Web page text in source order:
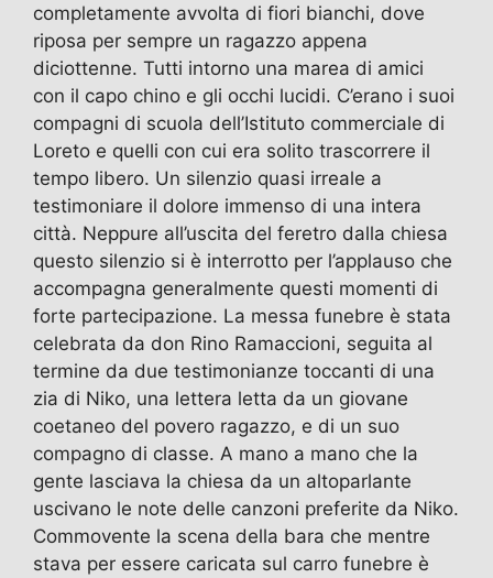
completamente avvolta di fiori bianchi, dove
riposa per sempre un ragazzo appena
diciottenne. Tutti intorno una marea di amici
con il capo chino e gli occhi lucidi. C’erano i suoi
compagni di scuola dell’Istituto commerciale di
Loreto e quelli con cui era solito trascorrere il
tempo libero. Un silenzio quasi irreale a
testimoniare il dolore immenso di una intera
città. Neppure all’uscita del feretro dalla chiesa
questo silenzio si è interrotto per l’applauso che
accompagna generalmente questi momenti di
forte partecipazione. La messa funebre è stata
celebrata da don Rino Ramaccioni, seguita al
termine da due testimonianze toccanti di una
zia di Niko, una lettera letta da un giovane
coetaneo del povero ragazzo, e di un suo
compagno di classe. A mano a mano che la
gente lasciava la chiesa da un altoparlante
uscivano le note delle canzoni preferite da Niko.
Commovente la scena della bara che mentre
stava per essere caricata sul carro funebre è